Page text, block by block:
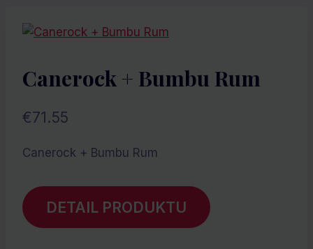
Canerock + Bumbu Rum
€71.55
Canerock + Bumbu Rum
DETAIL PRODUKTU